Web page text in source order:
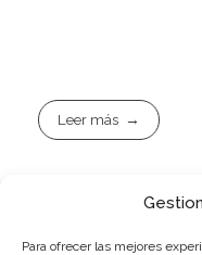
Para ofrecer las mejores
Leer más